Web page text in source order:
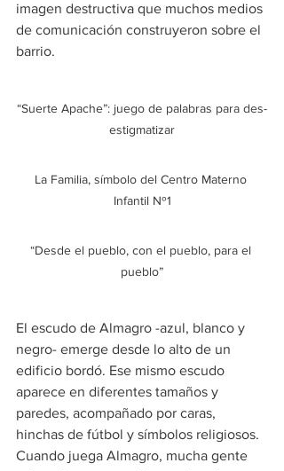
imagen destructiva que muchos medios
de comunicación construyeron sobre el
barrio.
“Suerte Apache”: juego de palabras para des-
estigmatizar
La Familia, símbolo del Centro Materno
Infantil Nº1
“Desde el pueblo, con el pueblo, para el
pueblo”
El escudo de Almagro -azul, blanco y
negro- emerge desde lo alto de un
edificio bordó. Ese mismo escudo
aparece en diferentes tamaños y
paredes, acompañado por caras,
hinchas de fútbol y símbolos religiosos.
Cuando juega Almagro, mucha gente